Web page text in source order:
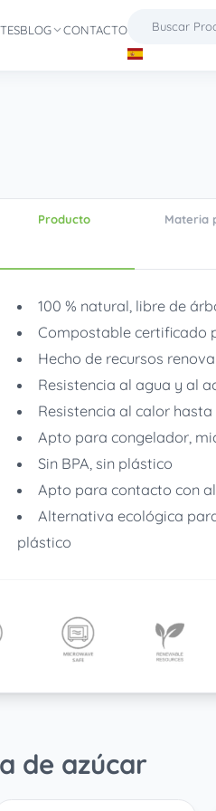
BLOG CONTACTO
Producto Materia
100 % natural, libre de
Compostable certificado
Hecho de recursos
Resistencia al agua y al
Resistencia al calor hasta
Apto para congelador,
Sin BPA, sin plástico
Apto para contacto con
Alternativa ecológica
plástico
de azúcar